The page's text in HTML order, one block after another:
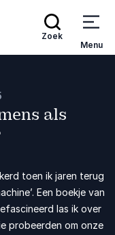
Zoek
Menu
als
toen ik jaren terug
Een boekje van
las ik over
probeerden om onze